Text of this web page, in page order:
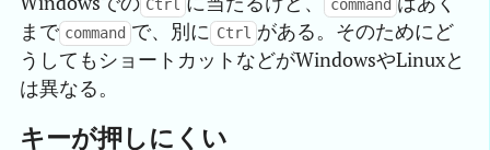
Ctrl command
まで command で、別に Ctrl がある。そのためにど
うしてもショートカットなどがWindowsやLinuxと
は異なる。
キーが押しにくい